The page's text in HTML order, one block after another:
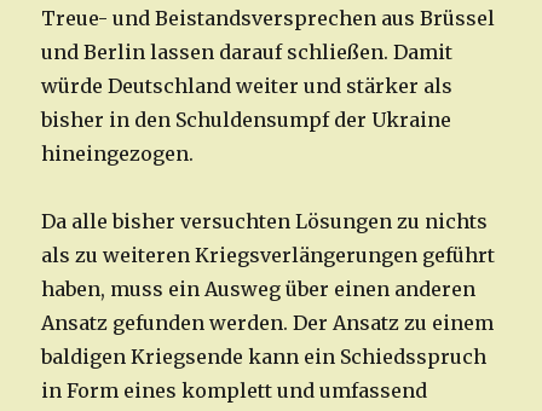
Treue- und Beistandsversprechen aus Brüssel
und Berlin lassen darauf schließen. Damit
würde Deutschland weiter und stärker als
bisher in den Schuldensumpf der Ukraine
hineingezogen.
Da alle bisher versuchten Lösungen zu nichts
als zu weiteren Kriegsverlängerungen geführt
haben, muss ein Ausweg über einen anderen
Ansatz gefunden werden. Der Ansatz zu einem
baldigen Kriegsende kann ein Schiedsspruch
in Form eines komplett und umfassend